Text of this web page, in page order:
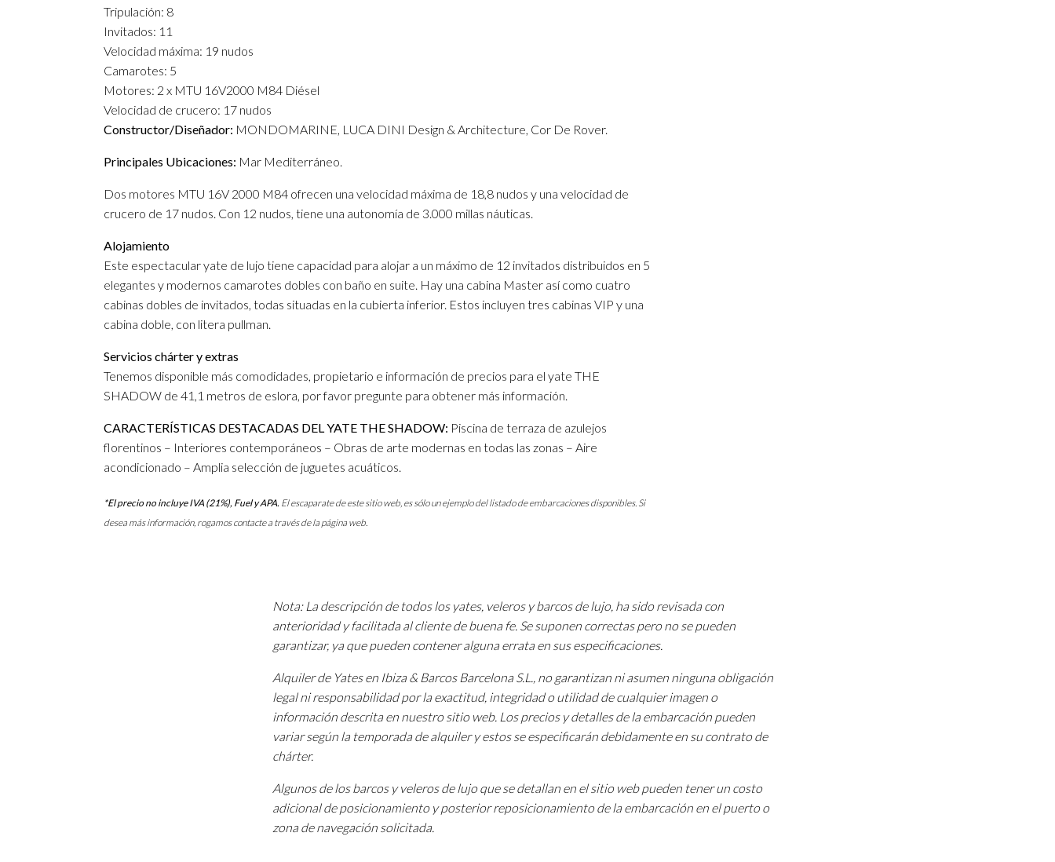
Tripulación: 8
Invitados: 11
Velocidad máxima: 19 nudos
Camarotes: 5
Motores: 2 x MTU 16V2000 M84 Diésel
Velocidad de crucero: 17 nudos
Constructor/Diseñador: MONDOMARINE, LUCA DINI Design & Architecture, Cor De Rover.
Principales Ubicaciones: Mar Mediterráneo.
Dos motores MTU 16V 2000 M84 ofrecen una velocidad máxima de 18,8 nudos y una velocidad de
crucero de 17 nudos. Con 12 nudos, tiene una autonomía de 3.000 millas náuticas.
Alojamiento
Este espectacular yate de lujo tiene capacidad para alojar a un máximo de 12 invitados distribuidos en 5
elegantes y modernos camarotes dobles con baño en suite. Hay una cabina Master así como cuatro
cabinas dobles de invitados, todas situadas en la cubierta inferior. Estos incluyen tres cabinas VIP y una
cabina doble, con litera pullman.
Servicios chárter y extras
Tenemos disponible más comodidades, propietario e información de precios para el yate THE
SHADOW de 41,1 metros de eslora, por favor pregunte para obtener más información.
CARACTERÍSTICAS DESTACADAS DEL YATE THE SHADOW: Piscina de terraza de azulejos
florentinos – Interiores contemporáneos – Obras de arte modernas en todas las zonas – Aire
acondicionado – Amplia selección de juguetes acuáticos.
*El precio no incluye IVA (21%), Fuel y APA. El escaparate de este sitio web, es sólo un ejemplo del listado de embarcaciones disponibles. Si
desea más información, rogamos contacte a través de la página web.
Nota: La descripción de todos los yates, veleros y barcos de lujo, ha sido revisada con
anterioridad y facilitada al cliente de buena fe. Se suponen correctas pero no se pueden
garantizar, ya que pueden contener alguna errata en sus especificaciones.
Alquiler de Yates en Ibiza & Barcos Barcelona S.L., no garantizan ni asumen ninguna obligación
legal ni responsabilidad por la exactitud, integridad o utilidad de cualquier imagen o
información descrita en nuestro sitio web. Los precios y detalles de la embarcación pueden
variar según la temporada de alquiler y estos se especificarán debidamente en su contrato de
chárter.
Algunos de los barcos y veleros de lujo que se detallan en el sitio web pueden tener un costo
adicional de posicionamiento y posterior reposicionamiento de la embarcación en el puerto o
zona de navegación solicitada.